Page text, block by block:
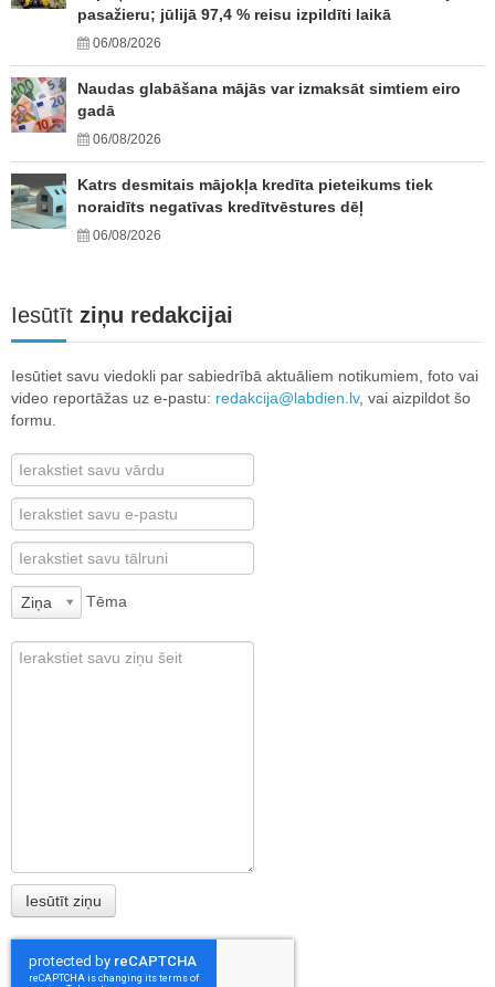
pasažieru; jūlijā 97,4 % reisu izpildīti laikā
06/08/2026
Naudas glabāšana mājās var izmaksāt simtiem eiro
gadā
06/08/2026
Katrs desmitais mājokļa kredīta pieteikums tiek
noraidīts negatīvas kredītvēstures dēļ
06/08/2026
Iesūtīt ziņu redakcijai
Iesūtiet savu viedokli par sabiedrībā aktuāliem notikumiem, foto vai
video reportāžas uz e-pastu: redakcija@labdien.lv, vai aizpildot šo
formu.
Ziņa Tēma